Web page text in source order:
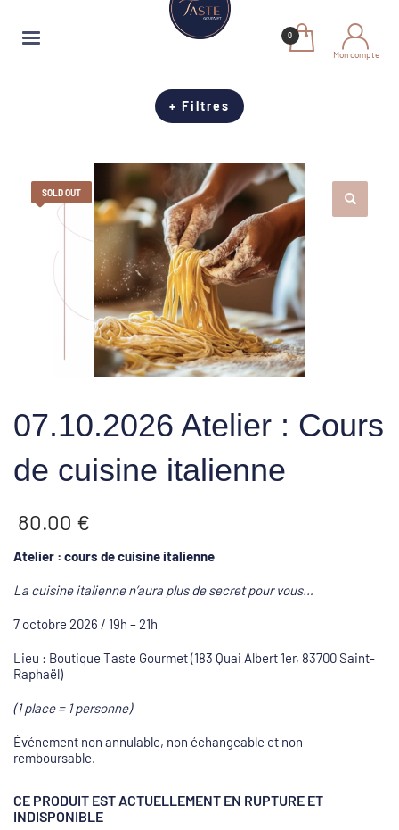
Mon compte
+ Filtres
SOLD OUT
07.10.2026 Atelier : Cours
de cuisine italienne
80.00 €
Atelier : cours de cuisine italienne
La cuisine italienne n’aura plus de secret pour vous…
7 octobre 2026 / 19h – 21h
Lieu : Boutique Taste Gourmet (183 Quai Albert 1er, 83700 Saint-
Raphaël)
(1 place = 1 personne)
Événement non annulable, non échangeable et non
remboursable.
CE PRODUIT EST ACTUELLEMENT EN RUPTURE ET
INDISPONIBLE